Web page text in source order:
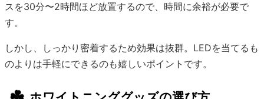
スを30分〜2時間ほど放置するので、時間に余裕が必要で
す。
しかし、しっかり密着するため効果は抜群。LEDを当てるも
のよりは手軽にできるのも嬉しいポイントです。